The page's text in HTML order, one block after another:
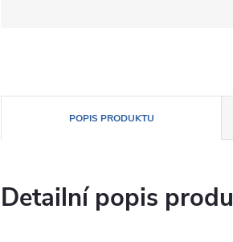
POPIS PRODUKTU
Detailní popis